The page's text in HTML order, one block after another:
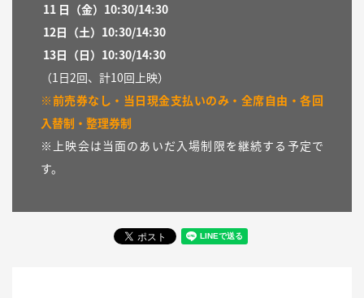
11 日（金） 10:30/14:30
12日（土） 10:30/14:30
13日（日） 10:30/14:30
（1日2回、計10回上映）
※前売券なし・当日現金支払いのみ・全席自由・各回
入替制・整理券制
※上映会は当面のあいだ入場制限を継続する予定で
す。